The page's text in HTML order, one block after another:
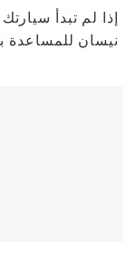
إذا لم تبدأ
نيسان للمساعدة